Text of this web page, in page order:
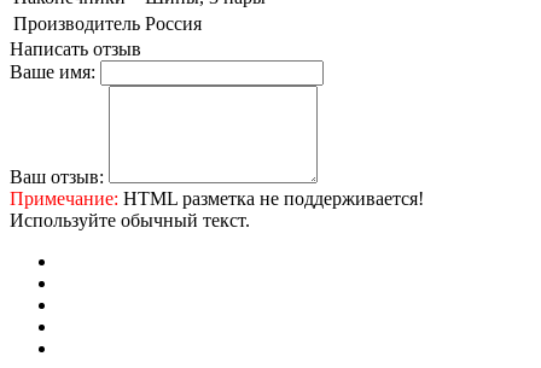
Производитель Россия
Написать отзыв
Ваше имя:
Ваш отзыв:
Примечание: HTML разметка не поддерживается!
Используйте обычный текст.